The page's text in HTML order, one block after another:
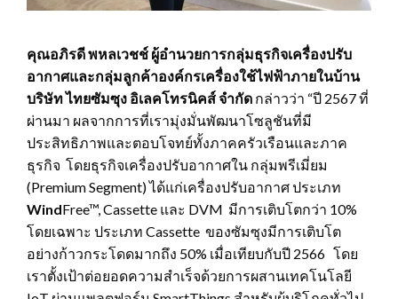
คุณอภิรดี พหลเวชช์ ผู้อำนวยการกลุ่มธุรกิจเครื่องปรับ
อากาศและกลุ่มลูกค้าองค์กรเครื่องใช้ไฟฟ้าภายในบ้าน
บริษัท ไทยซัมซุง อิเลคโทรนิคส์ จำกัด กล่าวว่า “ปี 2567 ที่
ผ่านมา ผลจากการที่เรามุ่งมั่นพัฒนาโซลูชันที่มี
ประสิทธิภาพและตอบโจทย์ทั้งภาคครัวเรือนและภาค
ธุรกิจ โดยธุรกิจเครื่องปรับอากาศใน กลุ่มพรีเมี่ยม
(Premium Segment) ได้แก่เครื่องปรับอากาศ ประเภท
WindFree™, Cassette และ DVM มีการเติบโตกว่า 10%
โดยเฉพาะ ประเภท Cassette ของซัมซุงมีการเติบโต
อย่างก้าวกระโดดมากถึง 50% เมื่อเทียบกับปี 2566 โดย
เราตั้งเป้าต่อยอดความสำเร็จด้วยการผสานเทคโนโลยี